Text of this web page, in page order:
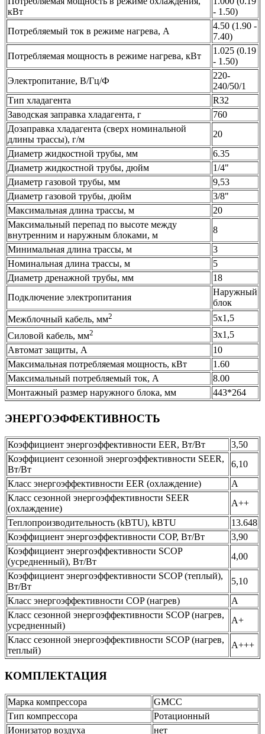
кВт
- 1.50)
Потребляемый ток в режиме нагрева, А
4.50 (1.90 -
7.40)
Потребляемая мощность в режиме нагрева, кВт
1.025 (0.19
- 1.50)
Электропитание, В/Гц/Ф
220-
240/50/1
Тип хладагента
R32
Заводская заправка хладагента, г
760
Дозаправка хладагента (сверх номинальной
длины трассы), г/м
20
Диаметр жидкостной трубы, мм
6.35
Диаметр жидкостной трубы, дюйм
1/4"
Диаметр газовой трубы, мм
9,53
Диаметр газовой трубы, дюйм
3/8"
Максимальная длина трассы, м
20
Максимальный перепад по высоте между
внутренним и наружным блоками, м
8
Минимальная длина трассы, м
3
Номинальная длина трассы, м
5
Диаметр дренажной трубы, мм
18
Подключение электропитания
Наружный
блок
Межблочный кабель, мм2
5x1,5
Силовой кабель, мм2
3x1,5
Автомат защиты, А
10
Максимальная потребляемая мощность, кВт
1.60
Максимальный потребляемый ток, А
8.00
Монтажный размер наружного блока, мм
443*264
ЭНЕРГОЭФФЕКТИВНОСТЬ
Коэффициент энергоэффективности EER, Вт/Вт
3,50
Коэффициент сезонной энергоэффективности SEER,
Вт/Вт
6,10
Класс энергоэффективности EER (охлаждение)
A
Класс сезонной энергоэффективности SEER
(охлаждение)
A++
Теплопроизводительность (kBTU), kBTU
13.648
Коэффициент энергоэффективности COP, Вт/Вт
3,90
Коэффициент энергоэффективности SCOP
(усредненный), Вт/Вт
4,00
Коэффициент энергоэффективности SCOP (теплый),
Вт/Вт
5,10
Класс энергоэффективности COP (нагрев)
A
Класс сезонной энергоэффективности SCOP (нагрев,
усредненный)
A+
Класс сезонной энергоэффективности SCOP (нагрев,
теплый)
A+++
КОМПЛЕКТАЦИЯ
Марка компрессора
GMCC
Тип компрессора
Ротационный
Ионизатор воздуха
нет